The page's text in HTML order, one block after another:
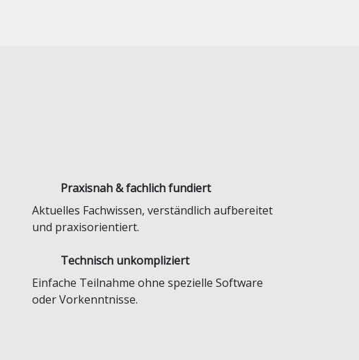
Praxisnah & fachlich fundiert
Aktuelles Fachwissen, verständlich aufbereitet
und praxisorientiert.
Technisch unkompliziert
Einfache Teilnahme ohne spezielle Software
oder Vorkenntnisse.